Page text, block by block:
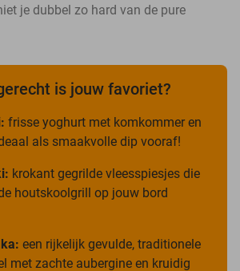
je dubbel zo hard van de pure
is jouw favoriet?
frisse yoghurt met komkommer en
als smaakvolle dip vooraf!
krokant gegrilde vleesspiesjes die
houtskoolgrill op jouw bord
een rijkelijk gevulde, traditionele
met zachte aubergine en kruidig